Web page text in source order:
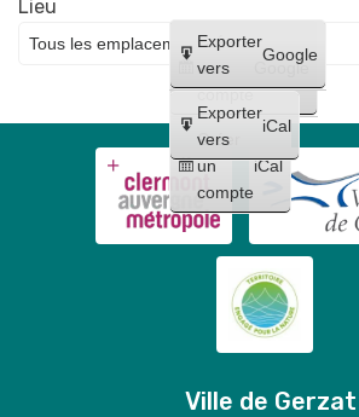
Créer
un
compte
Google
Créer
un
compte
iCal
Exporter
vers
Google
Exporter
vers
iCal
Lieu
Ville de Gerzat